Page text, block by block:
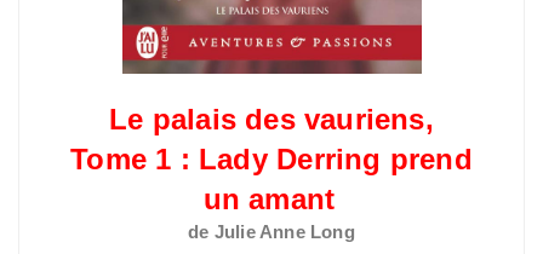
Le palais des vauriens,
Tome 1 : Lady Derring prend
un amant
de Julie Anne Long